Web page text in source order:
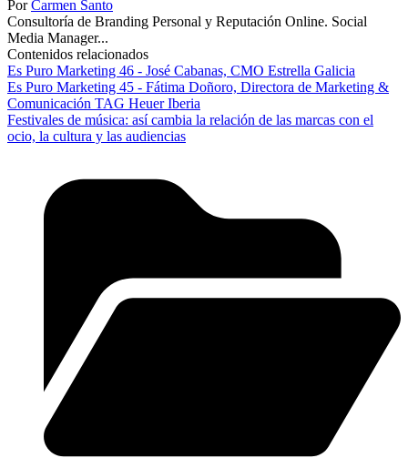
PorCarmen Santo
Consultoría de Branding Personal y Reputación Online. Social
Media Manager...
Contenidos relacionados
Es Puro Marketing 46 - José Cabanas, CMO Estrella Galicia
Es Puro Marketing 45 - Fátima Doñoro, Directora de Marketing &
Comunicación TAG Heuer Iberia
Festivales de música: así cambia la relación de las marcas con el
ocio, la cultura y las audiencias